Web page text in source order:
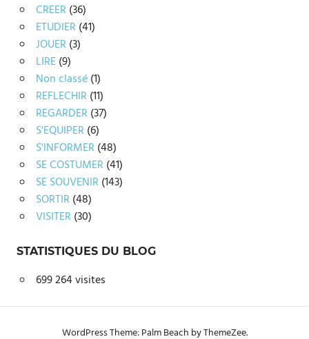
CREER (36)
ETUDIER (41)
JOUER (3)
LIRE(9)
Non classé(1)
REFLECHIR (11)
REGARDER (37)
S'EQUIPER (6)
S'INFORMER (48)
SE COSTUMER (41)
SE SOUVENIR (143)
SORTIR (48)
VISITER (30)
STATISTIQUES DU BLOG
699 264 visites
WordPress Theme: Palm Beach by ThemeZee.